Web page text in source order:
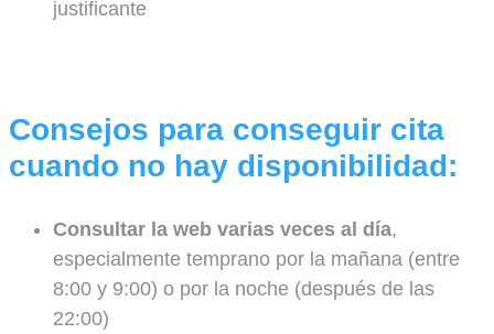
justificante
Consejos para conseguir cita
cuando no hay disponibilidad:
Consultar la web varias veces al día,
especialmente temprano por la mañana (entre
8:00 y 9:00) o por la noche (después de las
22:00)